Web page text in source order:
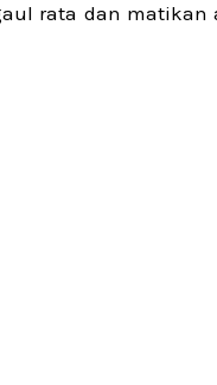
rata dan